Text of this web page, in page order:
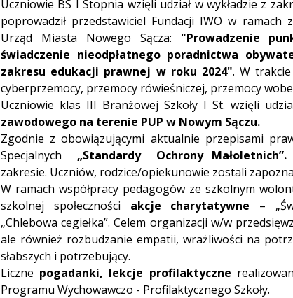
Uczniowie BS I Stopnia wzięli udział w wykładzie z
poprowadził przedstawiciel Fundacji IWO w ramach
Urząd Miasta Nowego Sącza: "Prowadzenie
świadczenie nieodpłatnego poradnictwa
zakresu edukacji prawnej w roku 2024". W
cyberprzemocy, przemocy rówieśniczej, przemocy
Uczniowie klas III Branżowej Szkoły I St. wzięli
zawodowego na terenie PUP w Nowym Sączu.
Zgodnie z obowiązującymi aktualnie przepisami
Specjalnych „Standardy Ochrony Małoletnich”.
zakresie. Uczniów, rodzice/opiekunowie zostali
W ramach współpracy pedagogów ze szkolnym
szkolnej społeczności akcje charytatywne –
„Chlebowa cegiełka”. Celem organizacji w/w
ale również rozbudzanie empatii, wrażliwości na
słabszych i potrzebujący.
Liczne pogadanki, lekcje profilaktyczne
Programu Wychowawczo - Profilaktycznego Szkoły.